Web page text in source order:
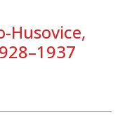
Husovice,